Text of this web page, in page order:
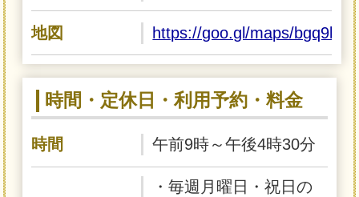
地図 https://goo.gl/maps/
時間・定休日・利用予約・料金
時間 午前9時～午後4時30分
・毎週月曜日・祝日の